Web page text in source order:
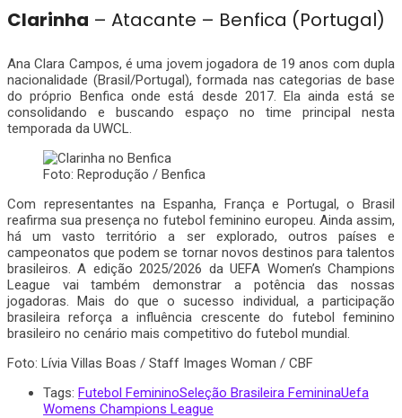
Clarinha – Atacante – Benfica (Portugal)
Ana Clara Campos, é uma jovem jogadora de 19 anos com dupla
nacionalidade (Brasil/Portugal), formada nas categorias de base
do próprio Benfica onde está desde 2017. Ela ainda está se
consolidando e buscando espaço no time principal nesta
temporada da UWCL.
Foto: Reprodução / Benfica
Com representantes na Espanha, França e Portugal, o Brasil
reafirma sua presença no futebol feminino europeu. Ainda assim,
há um vasto território a ser explorado, outros países e
campeonatos que podem se tornar novos destinos para talentos
brasileiros. A edição 2025/2026 da UEFA Women’s Champions
League vai também demonstrar a potência das nossas
jogadoras. Mais do que o sucesso individual, a participação
brasileira reforça a influência crescente do futebol feminino
brasileiro no cenário mais competitivo do futebol mundial.
Foto: Lívia Villas Boas / Staff Images Woman / CBF
Tags: Futebol FemininoSeleção Brasileira FemininaUefa
Womens Champions League